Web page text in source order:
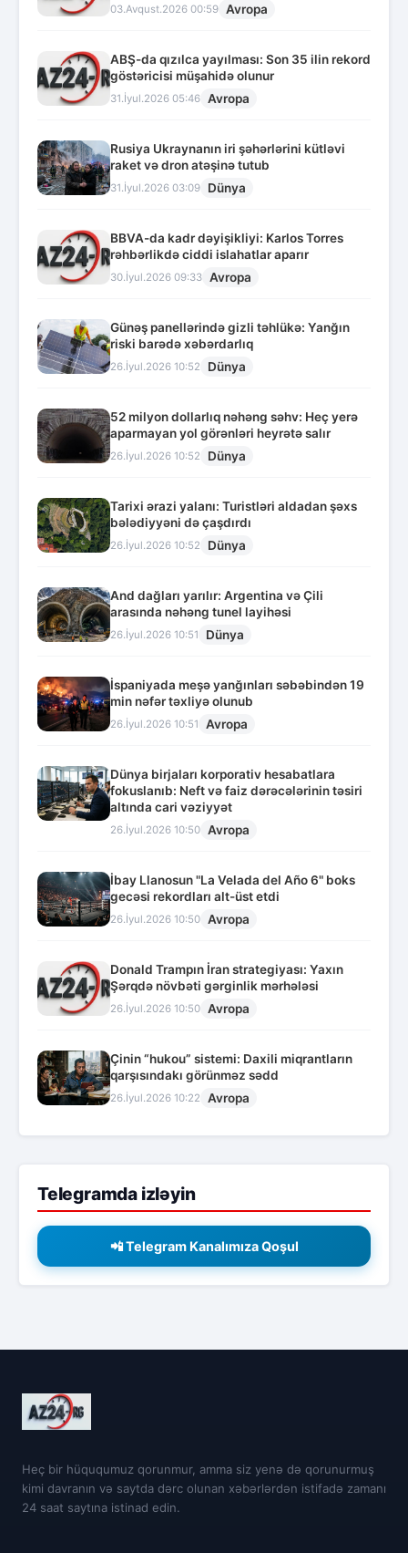
03.Avqust.2026 00:59 Avropa
ABŞ-da qızılca yayılması: Son 35 ilin rekord
göstəricisi müşahidə olunur
31.İyul.2026 05:46 Avropa
Rusiya Ukraynanın iri şəhərlərini kütləvi
raket və dron atəşinə tutub
31.İyul.2026 03:09 Dünya
BBVA-da kadr dəyişikliyi: Karlos Torres
rəhbərlikdə ciddi islahatlar aparır
30.İyul.2026 09:33 Avropa
Günəş panellərində gizli təhlükə: Yanğın
riski barədə xəbərdarlıq
26.İyul.2026 10:52 Dünya
52 milyon dollarlıq nəhəng səhv: Heç yerə
aparmayan yol görənləri heyrətə salır
26.İyul.2026 10:52 Dünya
Tarixi ərazi yalanı: Turistləri aldadan şəxs
bələdiyyəni də çaşdırdı
26.İyul.2026 10:52 Dünya
And dağları yarılır: Argentina və Çili
arasında nəhəng tunel layihəsi
26.İyul.2026 10:51 Dünya
İspaniyada meşə yanğınları səbəbindən 19
min nəfər təxliyə olunub
26.İyul.2026 10:51 Avropa
Dünya birjaları korporativ hesabatlara
fokuslanıb: Neft və faiz dərəcələrinin təsiri
altında cari vəziyyət
26.İyul.2026 10:50 Avropa
İbay Llanosun "La Velada del Año 6" boks
gecəsi rekordları alt-üst etdi
26.İyul.2026 10:50 Avropa
Donald Trampın İran strategiyası: Yaxın
Şərqdə növbəti gərginlik mərhələsi
26.İyul.2026 10:50 Avropa
Çinin “hukou” sistemi: Daxili miqrantların
qarşısındakı görünməz sədd
26.İyul.2026 10:22 Avropa
Telegramda izləyin
📲 Telegram Kanalımıza Qoşul
Heç bir hüququmuz qorunmur, amma siz yenə də qorunurmuş
kimi davranın və saytda dərc olunan xəbərlərdən istifadə zamanı
24 saat saytına istinad edin.